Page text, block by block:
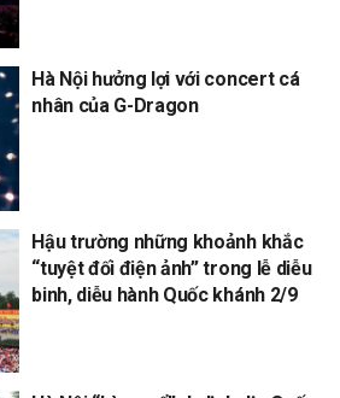
Hà Nội hưởng lợi với concert cá
nhân của G-Dragon
Hậu trường những khoảnh khắc
“tuyệt đối điện ảnh” trong lễ diễu
binh, diễu hành Quốc khánh 2/9